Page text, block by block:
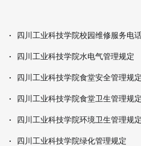
· 四川工业科技学院校园维修服务电
· 四川工业科技学院水电气管理规定
· 四川工业科技学院食堂安全管理规定
· 四川工业科技学院食堂卫生管理规定
· 四川工业科技学院环境卫生管理规定
· 四川工业科技学院绿化管理规定